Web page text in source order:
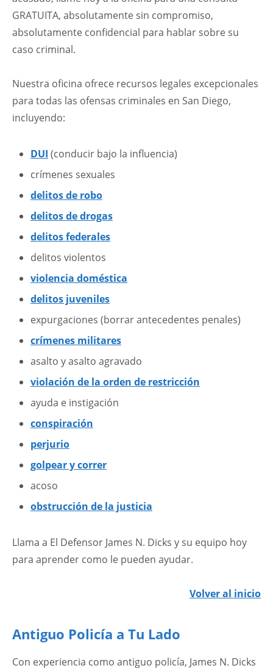
GRATUITA, absolutamente sin compromiso,
absolutamente confidencial para hablar sobre su
caso criminal.
Nuestra oficina ofrece recursos legales excepcionales
para todas las ofensas criminales en San Diego,
incluyendo:
DUI (conducir bajo la influencia)
crímenes sexuales
delitos de robo
delitos de drogas
delitos federales
delitos violentos
violencia doméstica
delitos juveniles
expurgaciones (borrar antecedentes penales)
crímenes militares
asalto y asalto agravado
violación de la orden de restricción
ayuda e instigación
conspiración
perjurio
golpear y correr
acoso
obstrucción de la justicia
Llama a El Defensor James N. Dicks y su equipo hoy
para aprender como le pueden ayudar.
Volver al inicio
Antiguo Policía a Tu Lado
Con experiencia como antiguo policía, James N. Dicks